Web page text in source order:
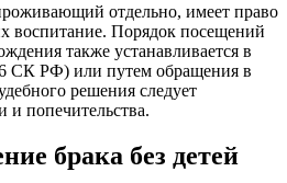
отдельно, имеет право
воспитание. Порядок посещений
также устанавливается в
СК РФ) или путем обращения в
решения следует
и попечительства.
брака без детей